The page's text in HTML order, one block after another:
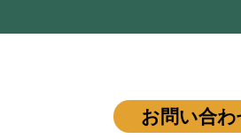
お問い合わ